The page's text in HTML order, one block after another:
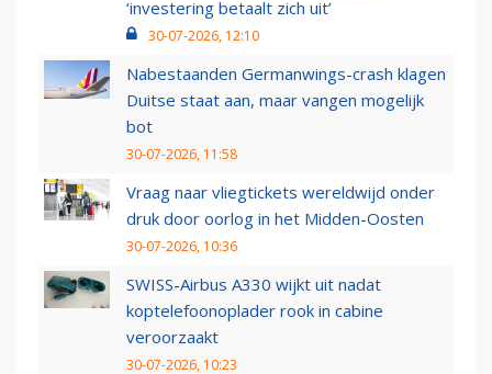
‘investering betaalt zich uit’
30-07-2026, 12:10
Nabestaanden Germanwings-crash klagen
Duitse staat aan, maar vangen mogelijk
bot
30-07-2026, 11:58
Vraag naar vliegtickets wereldwijd onder
druk door oorlog in het Midden-Oosten
30-07-2026, 10:36
SWISS-Airbus A330 wijkt uit nadat
koptelefoonoplader rook in cabine
veroorzaakt
30-07-2026, 10:23